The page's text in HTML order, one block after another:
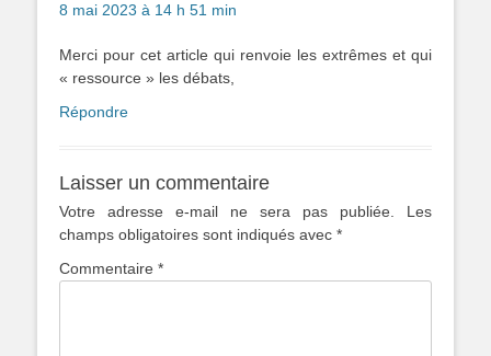
8 mai 2023 à 14 h 51 min
Merci pour cet article qui renvoie les extrêmes et qui
« ressource » les débats,
Répondre
Laisser un commentaire
Votre adresse e-mail ne sera pas publiée.
Les
champs obligatoires sont indiqués avec *
Commentaire *